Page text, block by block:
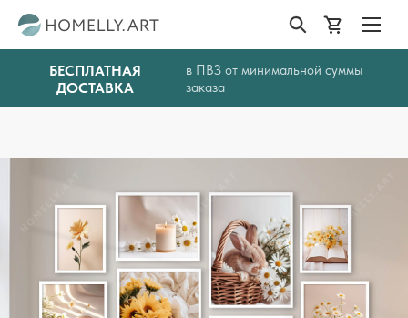
БЕСПЛАТНАЯ
ДОСТАВКА
в ПВЗ от минимальной суммы
заказа